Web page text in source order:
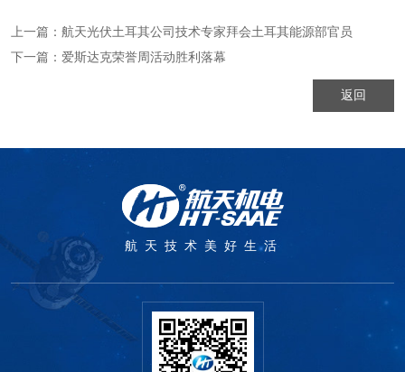
上一篇： 航天光伏土耳其公司技术专家拜会土耳其能源部官员
下一篇： 爱斯达克荣誉周活动胜利落幕
返回
航天技术美好生活